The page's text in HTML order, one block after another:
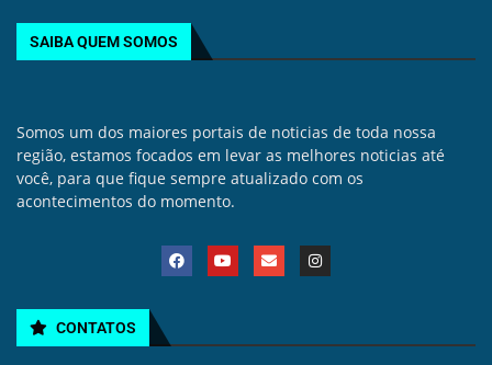
SAIBA QUEM SOMOS
Somos um dos maiores portais de noticias de toda nossa
região, estamos focados em levar as melhores noticias até
você, para que fique sempre atualizado com os
acontecimentos do momento.
CONTATOS